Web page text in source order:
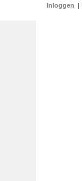
Inloggen |